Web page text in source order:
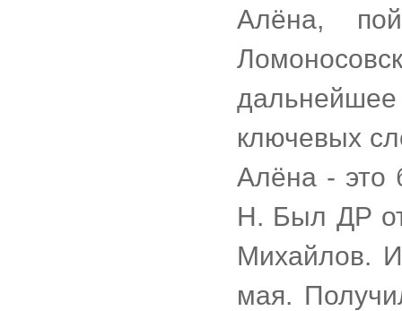
Алёна,
ключевых
Алёна - это
Н. Был ДР
Михайлов.
мая.